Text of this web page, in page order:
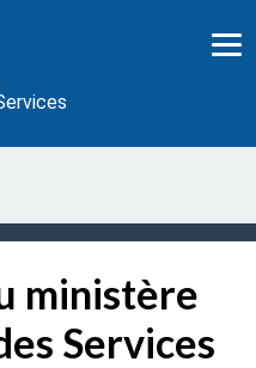
ministère
Services